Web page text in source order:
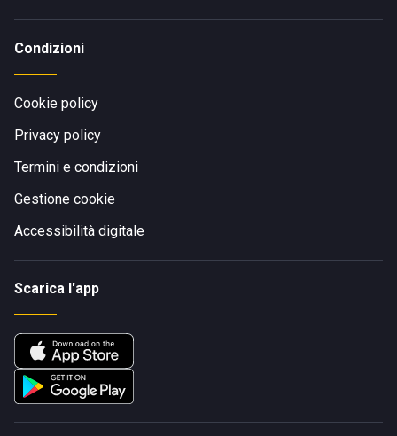
Condizioni
Cookie policy
Privacy policy
Termini e condizioni
Gestione cookie
Accessibilità digitale
Scarica l'app